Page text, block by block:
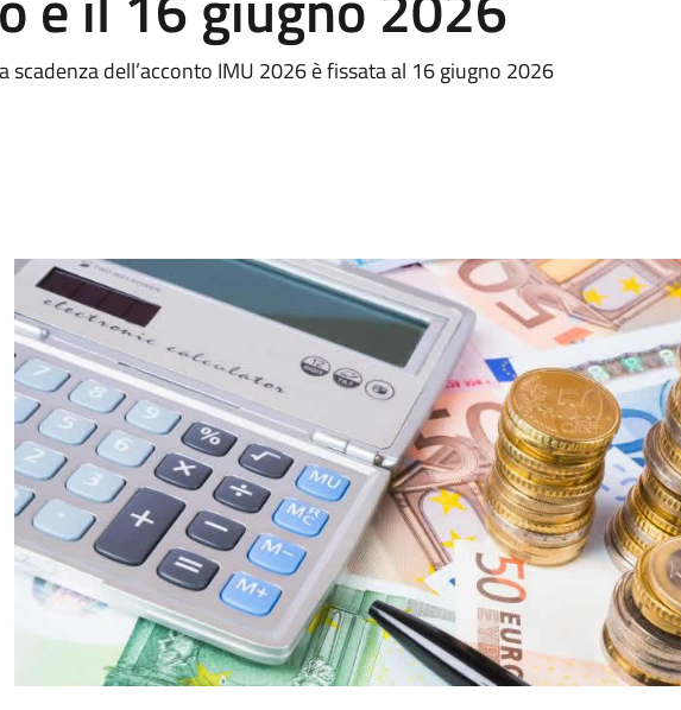
scadenza dell’acconto IMU 2026 è fissata al 16 giugno 2026